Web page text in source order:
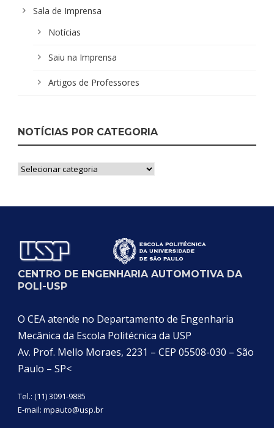
Sala de Imprensa
Notícias
Saiu na Imprensa
Artigos de Professores
NOTÍCIAS POR CATEGORIA
Notícias
CENTRO DE ENGENHARIA AUTOMOTIVA DA
POLI-USP
O CEA atende no Departamento de Engenharia
Mecânica da Escola Politécnica da USP
Av. Prof. Mello Moraes, 2231 – CEP 05508-030 – São
Paulo – SP<
Tel.: (11) 3091-9885
E-mail: mpauto@usp.br